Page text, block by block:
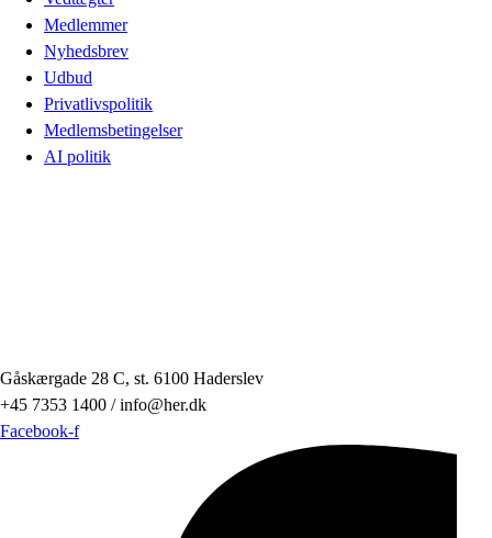
Medlemmer
Nyhedsbrev
Udbud
Privatlivspolitik
Medlemsbetingelser
AI politik
Gåskærgade 28 C, st. 6100 Haderslev
+45 7353 1400 / info@her.dk
Facebook-f